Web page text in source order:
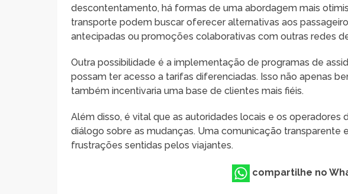
descontentamento, há formas de uma abordagem mais
transporte podem buscar oferecer alternativas aos
antecipadas ou promoções colaborativas com outras redes
Outra possibilidade é a implementação de programas de
possam ter acesso a tarifas diferenciadas. Isso não apenas
também incentivaria uma base de clientes mais fiéis.
Além disso, é vital que as autoridades locais e os operadores
diálogo sobre as mudanças. Uma comunicação transparente
frustrações sentidas pelos viajantes.
compartilhe no